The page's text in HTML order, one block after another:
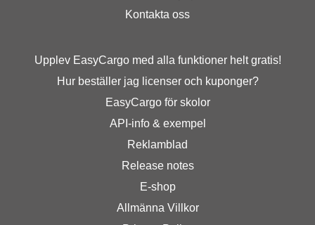
Kontakta oss
Upplev EasyCargo med alla funktioner helt gratis!
Hur beställer jag licenser och kuponger?
EasyCargo för skolor
API-info & exempel
Reklamblad
Release notes
E-shop
Allmänna Villkor